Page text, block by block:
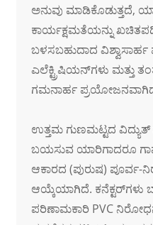
ಅನುವು ಮಾಡಿಕೊಡುತ್ತದೆ,
ಕಾರ್ಯಕ್ಷಮತೆಯನ್ನು
ಬಳಸಬಹುದಾದ
ಎಲೆಕ್ಟ್ರಿಷಿಯನ್‌ಗಳು ಮತ್ತು
ಗಮನಾರ್ಹ
ಉತ್ತಮ ಗುಣಮಟ್ಟದ ವಿದ್ಯುತ್
ಬಯಸುವ ಯಾರಿಗಾದರೂ
ಆಕಾರದ (ಪುರುಷ) ಪೂರ್ವ-
ಆಯ್ಕೆಯಾಗಿದೆ. ಕನೆಕ್ಟರ್‌ಗಳು
ಪರಿಣಾಮಕಾರಿ PVC